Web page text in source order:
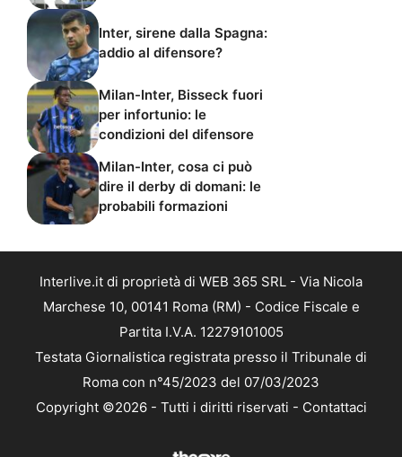
Inter, sirene dalla Spagna:
addio al difensore?
Milan-Inter, Bisseck fuori
per infortunio: le
condizioni del difensore
Milan-Inter, cosa ci può
dire il derby di domani: le
probabili formazioni
Interlive.it di proprietà di WEB 365 SRL - Via Nicola
Marchese 10, 00141 Roma (RM) - Codice Fiscale e
Partita I.V.A. 12279101005
Testata Giornalistica registrata presso il Tribunale di
Roma con n°45/2023 del 07/03/2023
Copyright ©2026 - Tutti i diritti riservati - Contattaci